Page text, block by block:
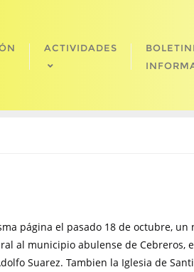
ACTIVIDADES
página el pasado 18 de octubre,
al municipio abulense de
Suarez. Tambien la Iglesia de